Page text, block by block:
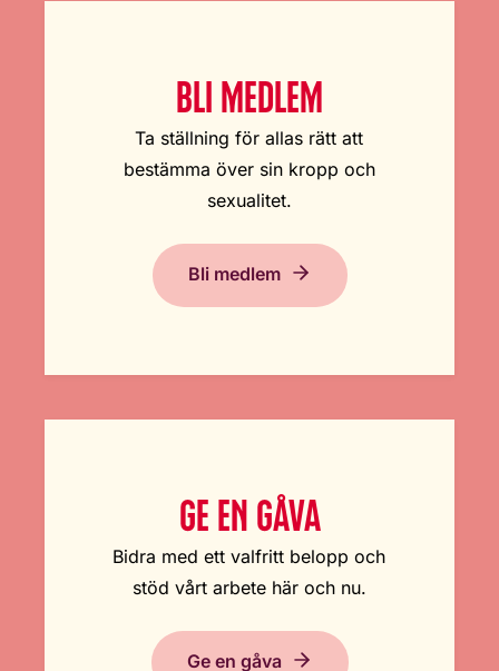
BLI MEDLEM
Ta ställning för allas rätt att
bestämma över sin kropp och
sexualitet.
Bli medlem
GE EN GÅVA
Bidra med ett valfritt belopp och
stöd vårt arbete här och nu.
Ge en gåva